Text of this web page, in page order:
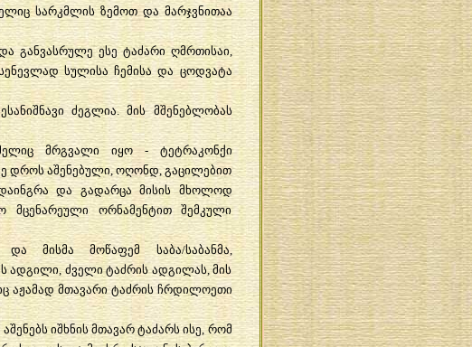
სარკმლის ზემოთ და მარჯვნითაა
განვასრულე ესე ტაძარი ღმრთისაი,
სულისა ჩემისა და ცოდვატა
ძეგლია. მის მშენებლობას
მრგვალი იყო - ტეტრაკონქი
დროს აშენებული, ოღონდ, გაცილებით
დაინგრა და გადარცა მისის მხოლოდ
მცენარეული ორნამენტით შემკული
მისმა მოწაფემ საბა/საბანმა,
ძველი ტაძრის ადგილას, მის
აჟამად მთავარი ტაძრის ჩრდილოეთი
იშხნის მთავარ ტაძარს ისე, რომ